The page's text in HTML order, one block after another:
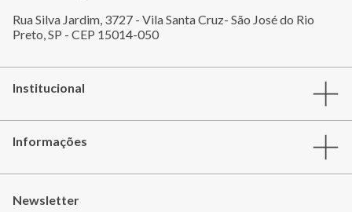
Rua Silva Jardim, 3727 - Vila Santa Cruz- São José do Rio
Preto, SP - CEP 15014-050
Institucional
Informações
Newsletter